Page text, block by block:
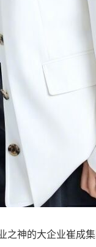
神的大企业崔成集